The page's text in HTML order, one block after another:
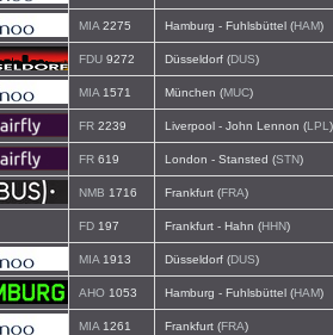
MIA 2275 Hamburg - Fuhlsbüttel (HAM)
FDU 9272 Düsseldorf (DUS)
MIA 1571 München (MUC)
FR 2239 Liverpool - John Lennon (LPL )
FR 619 London - Stansted (STN)
NMB 1716 Frankfurt (FRA)
FD 197 Frankfurt - Hahn (HHN)
MIA 1913 Düsseldorf (DUS)
AHO 1053 Hamburg - Fuhlsbüttel (HAM)
MIA 1261 Frankfurt (FRA)